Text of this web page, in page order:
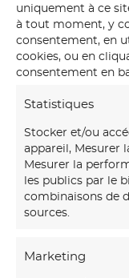
uniquement à ce
à tout moment, y
consentement, en
cookies, ou en
consentement en
Statistiques
Stocker et/ou
appareil, Mesurer
Mesurer la
les publics par le
combinaisons de
sources.
Marketing